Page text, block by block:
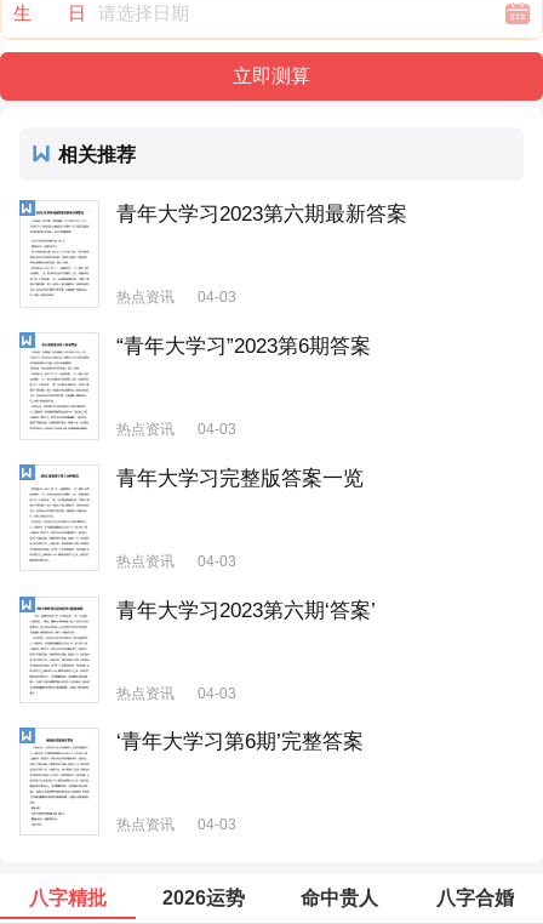
生 日
相关推荐
青年大学习2023第六期最新答案
热点资讯 04-03
“青年大学习”2023第6期答案
热点资讯 04-03
青年大学习完整版答案一览
热点资讯 04-03
青年大学习2023第六期‘答案’
热点资讯 04-03
‘青年大学习第6期’完整答案
热点资讯 04-03
八字精批 2026运势 命中贵人 八字合婚